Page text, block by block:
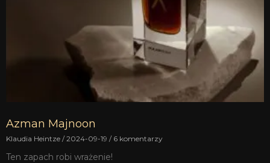
Azman Majnoon
Klaudia Heintze 2024-09-19 6 komentarzy
Ten zapach robi wrażenie!